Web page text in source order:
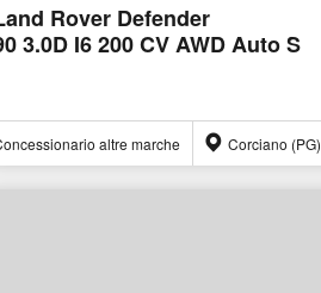
Rover Defender
3.0D I6 200 CV AWD Auto S
altre marche Corciano (PG)